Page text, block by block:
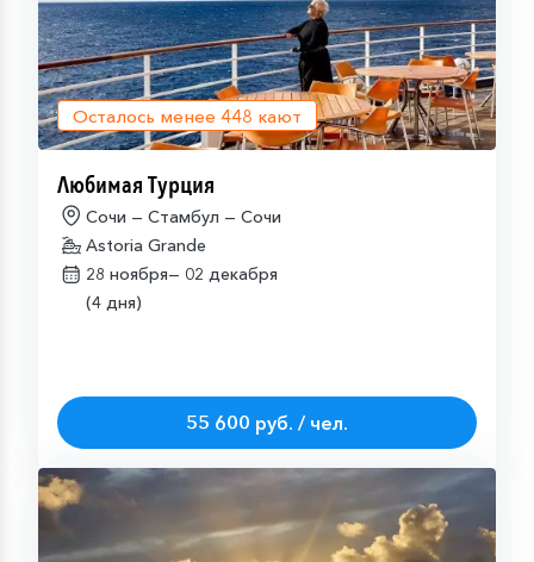
Осталось менее 448 кают
Любимая Турция
Сочи — Стамбул — Сочи
Astoria Grande
28 ноября— 02 декабря
(4 дня)
55 600 руб. / чел.